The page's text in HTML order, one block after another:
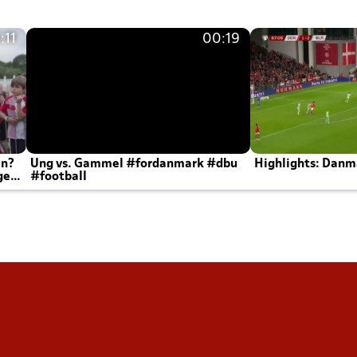
00:19
Ung vs. Gammel #fordanmark #dbu
#football
Highlights: